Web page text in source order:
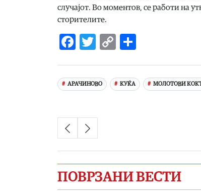
случајот. Во моментов, се работи на
сторителите.
Facebook
Twitter
Copy
АРАЧИНОВО КУЌА МОЛОТОВИ
ПОВРЗАНИ ВЕСТИ